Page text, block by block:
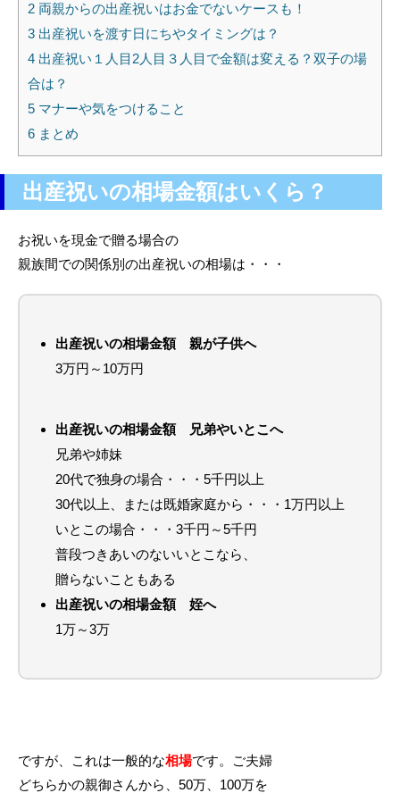
2 両親からの出産祝いはお金でないケースも！
3 出産祝いを渡す日にちやタイミングは？
4 出産祝い１人目2人目３人目で金額は変える？双子の場
合は？
5 マナーや気をつけること
6 まとめ
出産祝いの相場金額はいくら？
お祝いを現金で贈る場合の
親族間での関係別の出産祝いの相場は・・・
出産祝いの相場金額 親が子供へ
3万円～10万円
出産祝いの相場金額 兄弟やいとこへ
兄弟や姉妹
20代で独身の場合・・・5千円以上
30代以上、または既婚家庭から・・・1万円以上
いとこの場合・・・3千円～5千円
普段つきあいのないいとこなら、
贈らないこともある
出産祝いの相場金額 姪へ
1万～3万
ですが、これは一般的な相場です。ご夫婦
どちらかの親御さんから、50万、100万を